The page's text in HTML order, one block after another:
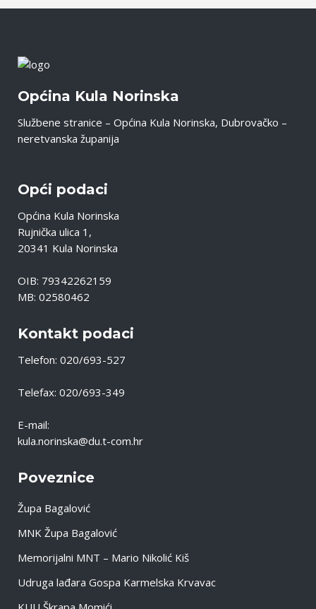
Općina Kula Norinska
Službene stranice – Općina Kula Norinska, Dubrovačko –
neretvanska županija
Opći podaci
Općina Kula Norinska
Rujnička ulica 1,
20341 Kula Norinska
OIB: 79342262159
MB: 02580462
Kontakt podaci
Telefon: 020/693-527
Telefax: 020/693-349
E-mail:
kula.norinska@du.t-com.hr
Poveznice
Župa Bagalović
MNK Župa Bagalović
Memorijalni MNT – Mario Nikolić Kiš
Udruga lađara Gospa Karmelska Krvavac